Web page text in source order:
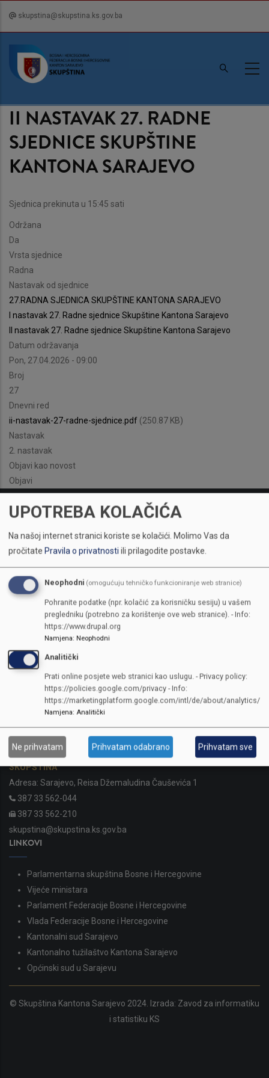
content
skupstina@skupstina.ks.gov.ba
II NASTAVAK 27. RADNE
SJEDNICE SKUPŠTINE
KANTONA SARAJEVO
Sjednica prekinuta u 15:45 sati
Održana
Da
Vrsta sjednice
Radna
Nastavak od sjednice
27.RADNA SJEDNICA SKUPŠTINE KANTONA SARAJEVO
I nastavak 27. Radne sjednice Skupštine Kantona Sarajevo
II nastavak 27. Radne sjednice Skupštine Kantona Sarajevo
Datum održavanja
Pon, 27.04.2026 - 09:00
Broj
27
Dnevni red
ii-nastavak-27-radne-sjednice.pdf (250.87 KB)
Nastavak
2. nastavak
Objavi kao novost
Objavi
KONTAKTI
SKUPŠTINA
Adresa: Sarajevo, Reisa Džemaludina Čauševića 1
387 33 562-044
387 33 562-210
skupstina@skupstina.ks.gov.ba
LINKOVI
Parlamentarna skupština Bosne i Hercegovine
Vijeće ministara
Parlament Federacije Bosne i Hercegovine
Vlada Federacije Bosne i Hercegovine
Kantonalni sud Sarajevo
Kantonalno tužilaštvo Kantona Sarajevo
Općinski sud u Sarajevu
© Skupština Kantona Sarajevo 2024. Izrada: Zavod za informatiku
i statistiku KS
UPOTREBA KOLAČIĆA
Na našoj internet stranici koriste se kolačići. Molimo Vas da
pročitate Pravila o privatnostiili prilagodite postavke.
Neophodni (omogućuju tehničko funkcioniranje web stranice)
Pohranite podatke (npr. kolačić za korisničku sesiju) u vašem
pregledniku (potrebno za korištenje ove web stranice). - Info:
https://www.drupal.org
Namjena: Neophodni
Analitički
Prati online posjete web stranici kao uslugu. - Privacy policy:
https://policies.google.com/privacy - Info:
https://marketingplatform.google.com/intl/de/about/analytics/
Namjena: Analitički
Ne prihvatam Prihvatam odabrano Prihvatam sve